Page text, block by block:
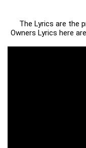
The Lyrics are the
Owners Lyrics here